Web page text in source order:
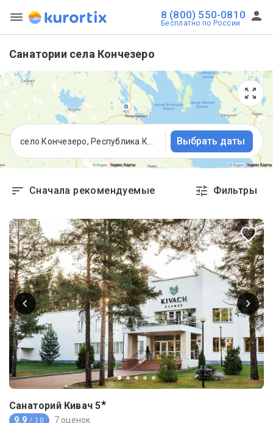
8 (800) 550-0810
Бесплатно по России
Санатории села Кончезеро
Выбрать даты
Сначала рекомендуемые Фильтры
Санаторий Кивач 5★
9.9 / 10 7 оценок